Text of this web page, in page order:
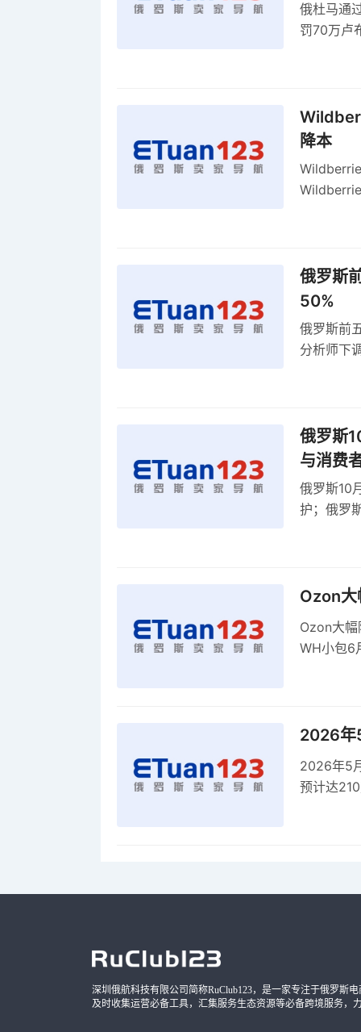
俄杜马通
罚70万卢
降本
俄罗斯
50%
俄罗斯前
分析师下
俄罗斯
与消费
俄罗斯10
护；俄罗
Ozon大
Ozon大
WH小包6
2026年
2026年5
预计达
深圳俄航科技有限公司简称RuClub123，是一家专注于俄罗斯
及时收集运营必备工具，汇集服务生态资源等必备跨境服务，